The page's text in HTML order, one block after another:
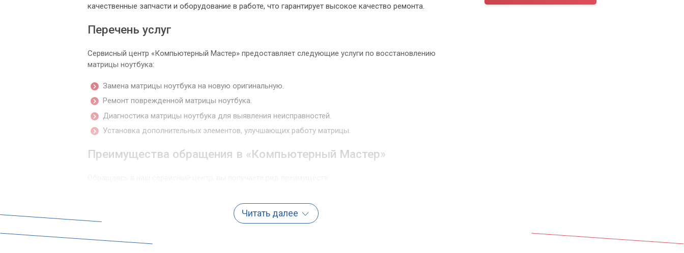
качественные запчасти и оборудование в работе, что гарантирует высокое качество ремонта.
Перечень услуг
Сервисный центр «Компьютерный Мастер» предоставляет следующие услуги по восстановлению
матрицы ноутбука:
Замена матрицы ноутбука на новую оригинальную.
Ремонт поврежденной матрицы ноутбука.
Диагностика матрицы ноутбука для выявления неисправностей.
Установка дополнительных элементов, улучшающих работу матрицы.
Преимущества обращения в «Компьютерный Мастер»
Квалифицированные специалисты с большим опытом работы.
Читать далее